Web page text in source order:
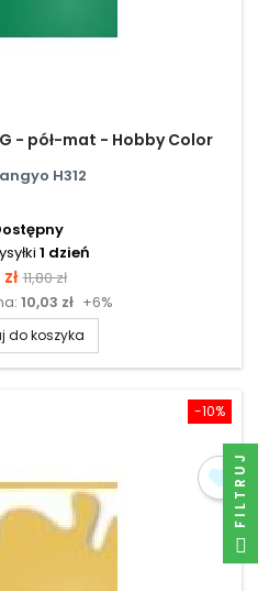
- pół-mat - Hobby Color
H312
1 dzień
Cena
podstawowa
11,80 zł
10,03 zł +6%
do koszyka
-10%
FILTRUJ